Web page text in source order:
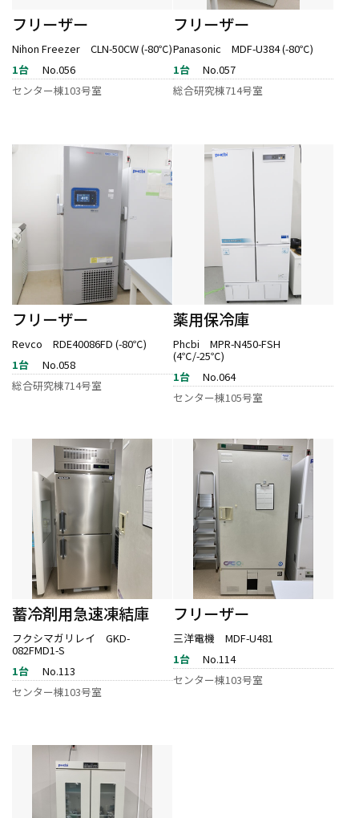
フリーザー
Nihon Freezer CLN-50CW (-80℃)
1台
No.056
センター棟103号室
フリーザー
Panasonic MDF-U384 (-80℃)
1台
No.057
総合研究棟714号室
フリーザー
Revco RDE40086FD (-80℃)
1台
No.058
総合研究棟714号室
薬用保冷庫
Phcbi MPR-N450-FSH
(4℃/-25℃)
1台
No.064
センター棟105号室
蓄冷剤用急速凍結庫
フクシマガリレイ GKD-
082FMD1-S
1台
No.113
センター棟103号室
フリーザー
三洋電機 MDF-U481
1台
No.114
センター棟103号室